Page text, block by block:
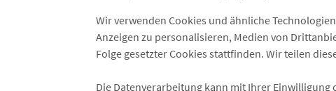
Wir verwenden Cookies und ähnliche
Anzeigen zu personalisieren, Medien von
Folge gesetzter Cookies stattfinden. Wir teilen
Die Datenverarbeitung kann mit Ihrer Einwilligung